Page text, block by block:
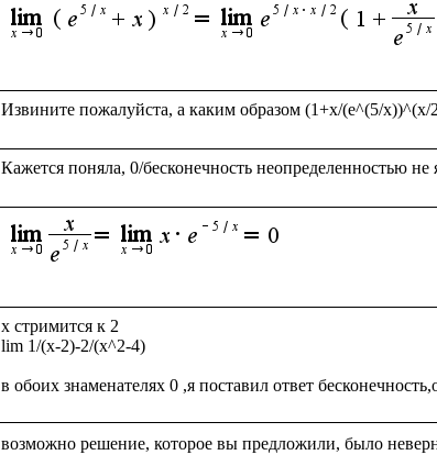
x стримится к 2
lim 1/(x-2)-2/(x^2-4)
возможно решение, которое вы предложили, было